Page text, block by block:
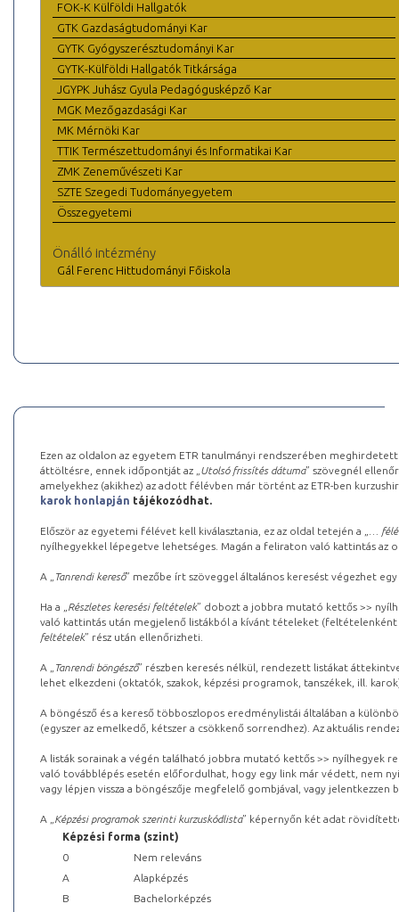
FOK-K Külföldi Hallgatók
GTK Gazdaságtudományi Kar
GYTK Gyógyszerésztudományi Kar
GYTK-Külföldi Hallgatók Titkársága
JGYPK Juhász Gyula Pedagógusképző Kar
MGK Mezőgazdasági Kar
MK Mérnöki Kar
TTIK Természettudományi és Informatikai Kar
ZMK Zeneművészeti Kar
SZTE Szegedi Tudományegyetem
Összegyetemi
Önálló intézmény
Gál Ferenc Hittudományi Főiskola
Ezen az oldalon az egyetem ETR tanulmányi rendszerében
áttöltésre, ennek időpontját az „ Utolsó frissítés dátuma” szövegnél
amelyekhez (akikhez) az adott félévben már történt az ETR-ben
karok honlapján tájékozódhat.
Először az egyetemi félévet kell kiválasztania, ez az oldal tetején a „
…
nyílhegyekkel lépegetve lehetséges. Magán a feliraton való kattintás az
A „ Tanrendi kereső” mezőbe írt szöveggel általános keresést végezhet
Ha a „ Részletes keresési feltételek” dobozt a jobbra mutató kettős >>
való kattintás után megjelenő listákból a kívánt tételeket (feltételenként
feltételek” rész után ellenőrizheti.
A „ Tanrendi böngésző” részben keresés nélkül, rendezett listákat
lehet elkezdeni (oktatók, szakok, képzési programok, tanszékek, ill.
A böngésző és a kereső többoszlopos eredménylistái általában a
(egyszer az emelkedő, kétszer a csökkenő sorrendhez). Az aktuális
A listák sorainak a végén található jobbra mutató kettős >> nyílhegyek
való továbblépés esetén előfordulhat, hogy egy link már védett, nem
vagy lépjen vissza a böngészője megfelelő gombjával, vagy
A „ Képzési programok szerinti kurzuskódlista” képernyőn két adat
Képzési forma (szint)
0
Nem releváns
A
Alapképzés
B
Bachelorképzés